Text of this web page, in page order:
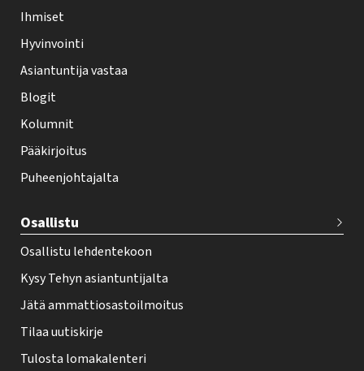
e
h
t
i
f
o
t
r
Ihmiset
Hyvinvointi
Asiantuntija vastaa
Blogit
Kolumnit
Pääkirjoitus
Puheenjohtajalta
Osallistu
Osallistu lehdentekoon
Kysy Tehyn asiantuntijalta
Jätä ammattiosastoilmoitus
Tilaa uutiskirje
Tulosta lomakalenteri